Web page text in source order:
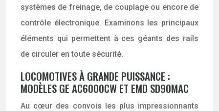
systèmes de freinage, de couplage ou encore de
contrôle électronique. Examinons les principaux
éléments qui permettent à ces géants des rails
de circuler en toute sécurité.
LOCOMOTIVES À GRANDE PUISSANCE :
MODÈLES GE AC6000CW ET EMD SD90MAC
Au cœur des convois les plus impressionnants